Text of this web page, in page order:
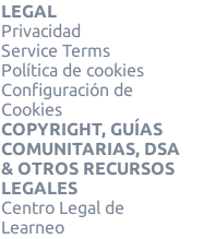
LEGAL
Privacidad
Service Terms
Política de cookies
Configuración de
Cookies
COPYRIGHT, GUÍAS
COMUNITARIAS, DSA
& OTROS RECURSOS
LEGALES
Centro Legal de
Learneo